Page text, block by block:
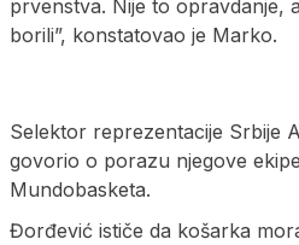
prvenstva. Nije to opravdanje,
borili”, konstatovao je Marko.
Selektor reprezentacije Srbije
govorio o porazu njegove
Mundobasketa.
Đorđević ističe da košarka